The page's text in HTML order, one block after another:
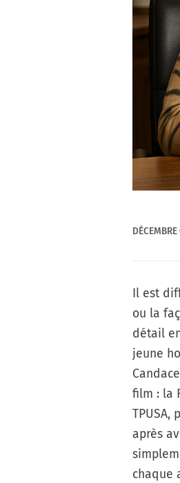
Il est
ou la
détail
jeune
film : la
TPUSA,
après
chaque